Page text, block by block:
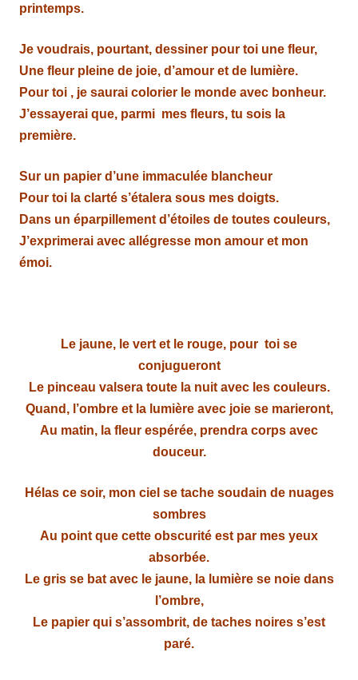
printemps.
Je voudrais, pourtant, dessiner pour toi une fleur,
Une fleur pleine de joie, d’amour et de lumière.
Pour toi , je saurai colorier le monde avec bonheur.
J’essayerai que, parmi mes fleurs, tu sois la
première.
Sur un papier d’une immaculée blancheur
Pour toi la clarté s’étalera sous mes doigts.
Dans un éparpillement d’étoiles de toutes couleurs,
J’exprimerai avec allégresse mon amour et mon
émoi.
Le jaune, le vert et le rouge, pour toi se
conjugueront
Le pinceau valsera toute la nuit avec les couleurs.
Quand, l’ombre et la lumière avec joie se marieront,
Au matin, la fleur espérée, prendra corps avec
douceur.
Hélas ce soir, mon ciel se tache soudain de nuages
sombres
Au point que cette obscurité est par mes yeux
absorbée.
Le gris se bat avec le jaune, la lumière se noie dans
l’ombre,
Le papier qui s’assombrit, de taches noires s’est
paré.